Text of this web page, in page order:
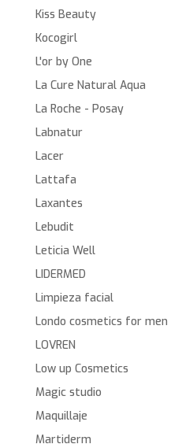
Kiss Beauty
Kocogirl
L'or by One
La Cure Natural Aqua
La Roche - Posay
Labnatur
Lacer
Lattafa
Laxantes
Lebudit
Leticia Well
LIDERMED
Limpieza facial
Londo cosmetics for men
LOVREN
Low up Cosmetics
Magic studio
Maquillaje
Martiderm